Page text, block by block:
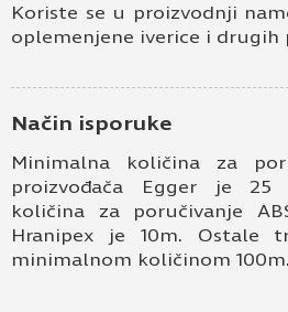
Koriste se u proizvodnji
oplemenjene iverice i
Način isporuke
Minimalna količina za
proizvođača Egger je 25
količina za poručivanje
Hranipex je 10m. Ostale
minimalnom količinom 100m.